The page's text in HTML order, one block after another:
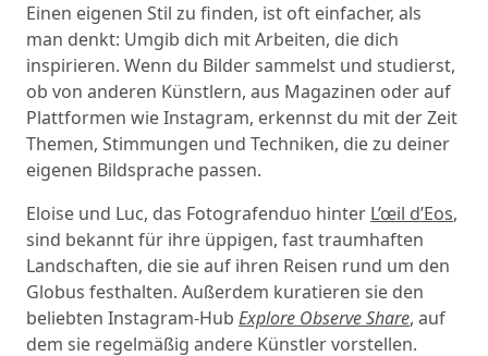
Einen eigenen Stil zu finden, ist oft einfacher, als
man denkt: Umgib dich mit Arbeiten, die dich
inspirieren. Wenn du Bilder sammelst und studierst,
ob von anderen Künstlern, aus Magazinen oder auf
Plattformen wie Instagram, erkennst du mit der Zeit
Themen, Stimmungen und Techniken, die zu deiner
eigenen Bildsprache passen.
Eloise und Luc, das Fotografenduo hinter L’œil d’Eos,
sind bekannt für ihre üppigen, fast traumhaften
Landschaften, die sie auf ihren Reisen rund um den
Globus festhalten. Außerdem kuratieren sie den
beliebten Instagram-Hub Explore Observe Share, auf
dem sie regelmäßig andere Künstler vorstellen.